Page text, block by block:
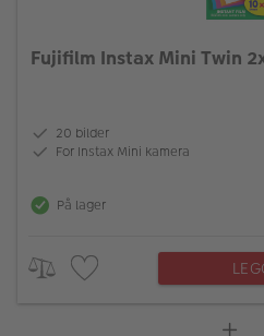
Fujifilm Instax Mini Twin
20 bilder
For Instax Mini kamera
På lager